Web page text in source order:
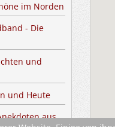
im Norden
- Die
und
und Heute
aus